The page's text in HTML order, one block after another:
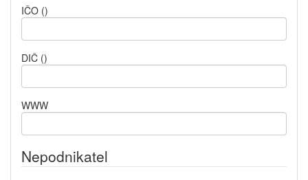
IČO ()
DIČ ()
WWW
Nepodnikatel